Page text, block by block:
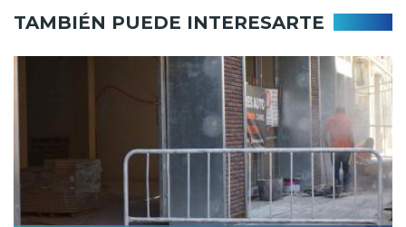
TAMBIÉN PUEDE INTERESARTE